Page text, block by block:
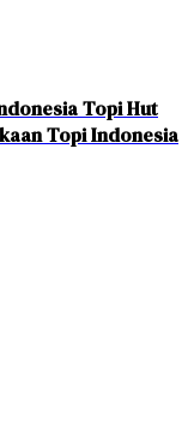
Topi Hut
Topi Indonesia